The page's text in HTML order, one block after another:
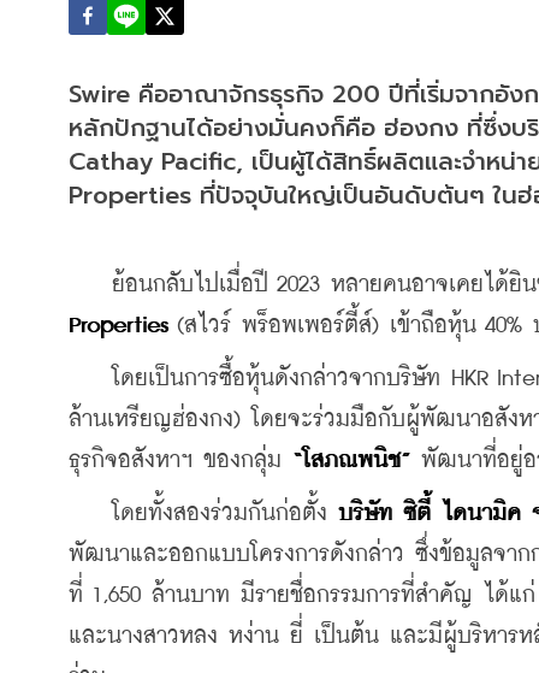
Swire คืออาณาจักรธุรกิจ 200 ปีที่เริ่มจากอั
หลักปักฐานได้อย่างมั่นคงก็คือ ฮ่องกง ที่ซึ่งบ
Cathay Pacific, เป็นผู้ได้สิทธิ์ผลิตและจำหน่
Properties ที่ปัจจุบันใหญ่เป็นอันดับต้นๆ ในฮ่
ย้อนกลับไปเมื่อปี 2023 หลายคนอาจเคยได้ยิน
Properties (สไวร์ พร็อพเพอร์ตี้ส์) เข้าถือหุ้น
โดยเป็นการซื้อหุ้นดังกล่าวจากบริษัท HKR
ล้านเหรียญฮ่องกง) โดยจะร่วมมือกับผู้พัฒนาอสัง
ธุรกิจอสังหาฯ ของกลุ่ม “โสภณพนิช” พัฒนาที่อยู่อ
โดยทั้งสองร่วมกันก่อตั้ง บริษัท ซิตี้ ไดนามิค
พัฒนาและออกแบบโครงการดังกล่าว ซึ่งข้อมูลจา
ที่ 1,650 ล้านบาท มีรายชื่อกรรมการที่สำคัญ ได้แ
และนางสาวหลง หง่าน ยี่ เป็นต้น และมีผู้บริหาร